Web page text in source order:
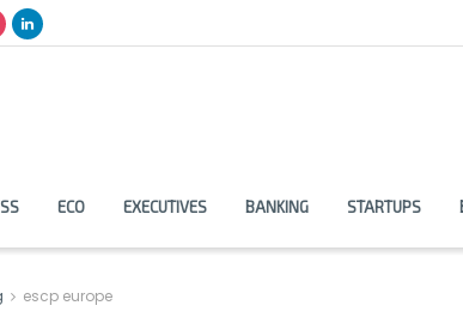
ECO EXECUTIVES BANKING STARTUPS
escp europe